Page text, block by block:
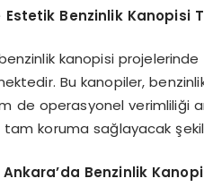
Benzinlik Kanopisi
kanopisi projelerinde
Bu kanopiler,
de operasyonel verimliliği
tam koruma sağlayacak
Ankara’da Benzinlik